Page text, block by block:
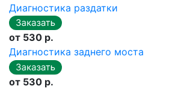
Диагностика раздатки
от 530 р.
Диагностика заднего моста
от 530 р.